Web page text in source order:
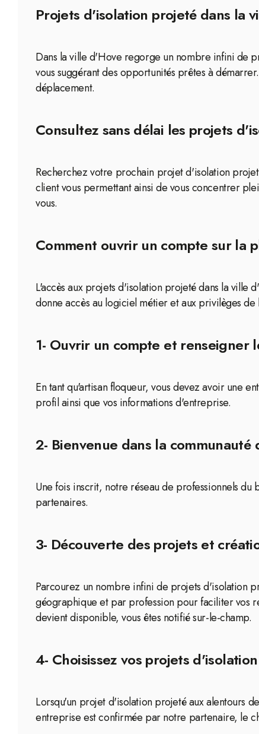
Projets d'isolation projeté dans la
Dans la ville d'Hove regorge un nombre infini de
vous suggérant des opportunités prêtes à
déplacement.
Consultez sans délai les projets
Recherchez votre prochain projet d'isolation
client vous permettant ainsi de vous concentrer
vous.
Comment ouvrir un compte sur la
L'accès aux projets d'isolation projeté dans la
donne accès au logiciel métier et aux privilèges
1- Ouvrir un compte et renseigner
En tant qu'artisan floqueur, vous devez avoir une
profil ainsi que vos informations d'entreprise.
2- Bienvenue dans la
Une fois inscrit, notre réseau de professionnels
partenaires.
3- Découverte des projets et
Parcourez un nombre infini de projets d'isolation
géographique et par profession pour faciliter vos
devient disponible, vous êtes notifié sur-le-champ.
4- Choisissez vos projets
Lorsqu'un projet d'isolation projeté aux alentours
entreprise est confirmée par notre partenaire, le